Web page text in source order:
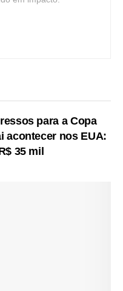
para a Copa
acontecer nos EUA:
35 mil